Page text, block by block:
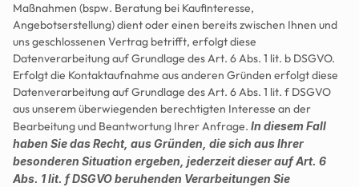
Maßnahmen (bspw. Beratung bei Kaufinteresse,
Angebotserstellung) dient oder einen bereits zwischen Ihnen und
uns geschlossenen Vertrag betrifft, erfolgt diese
Datenverarbeitung auf Grundlage des Art. 6 Abs. 1 lit. b DSGVO.
Erfolgt die Kontaktaufnahme aus anderen Gründen erfolgt diese
Datenverarbeitung auf Grundlage des Art. 6 Abs. 1 lit. f DSGVO
aus unserem überwiegenden berechtigten Interesse an der
Bearbeitung und Beantwortung Ihrer Anfrage. In diesem Fall
haben Sie das Recht, aus Gründen, die sich aus Ihrer
besonderen Situation ergeben, jederzeit dieser auf Art. 6
Abs. 1 lit. f DSGVO beruhenden Verarbeitungen Sie